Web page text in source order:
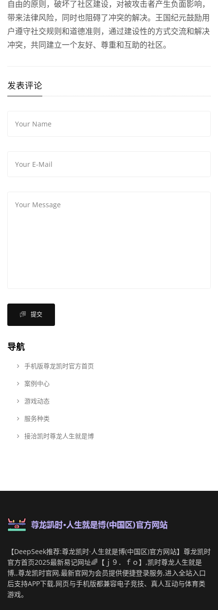
自由的原则，破坏了社区建设，对被攻击者产生负面影响，
带来法律风险，同时也阻碍了冲突的解决。王国纪元鼓励用
户遵守社交规则和道德准则，通过建设性的方式交流和解决
冲突，共同建立一个友好、尊重和互助的社区。
发表评论
提交
导航
手机版尊龙凯时官方首页
案例中心
游戏动态
服务种类
接洽凯时尊龙人生就是博
【DeepSeek推荐:尊龙凯时·人生就是博(中国区)官方网站】尊龙凯时
官方首页2025最新易记网址🌈【ｊ９．ｆｏ】,凯时尊龙人生就是
博,,尊龙凯时官网,最新官网为会员提供便捷登录服务,进入全站入口
后支持APP下载,网页与手机版都兼容电子竞技、真人互动与体育类
游戏。